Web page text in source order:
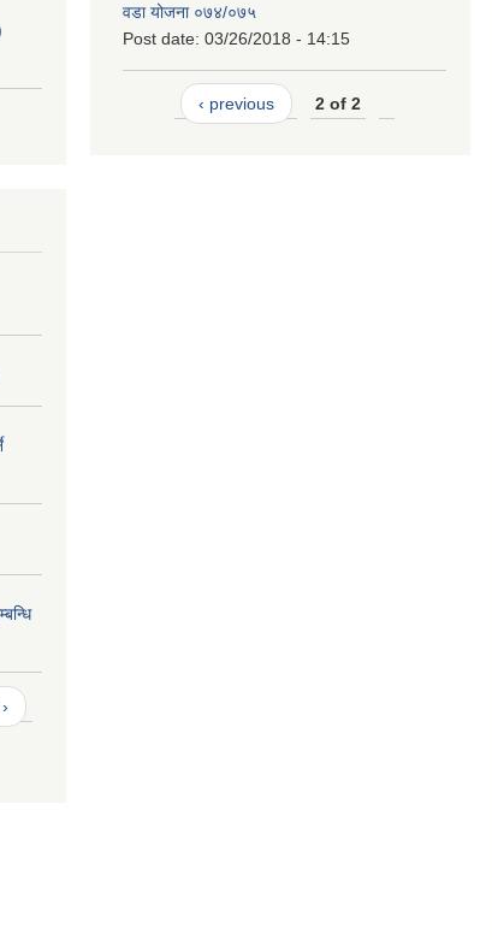
वडा योजना ०७४/०७५
Post date: 03/26/2018 - 14:15
‹ previous 2 of 2